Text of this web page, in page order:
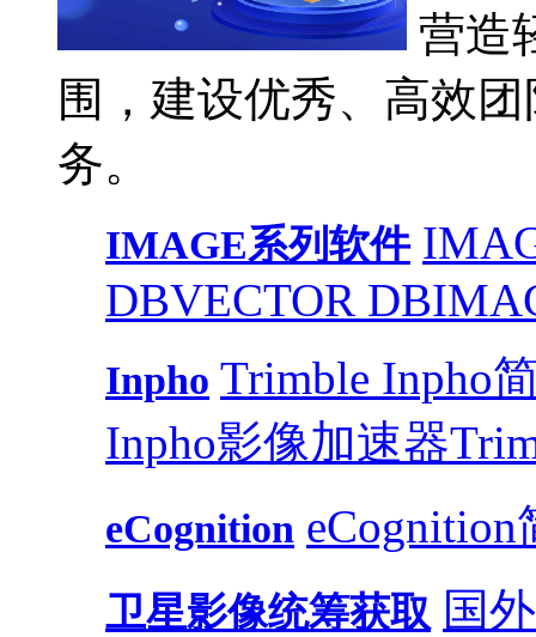
营造
围，建设优秀、高效
务。
IMAGE系列软件
DBVECTOR DB
Inpho Trimble Inpho
Inpho影像加速器
eCognition eCognition
卫星影像统筹获取 国